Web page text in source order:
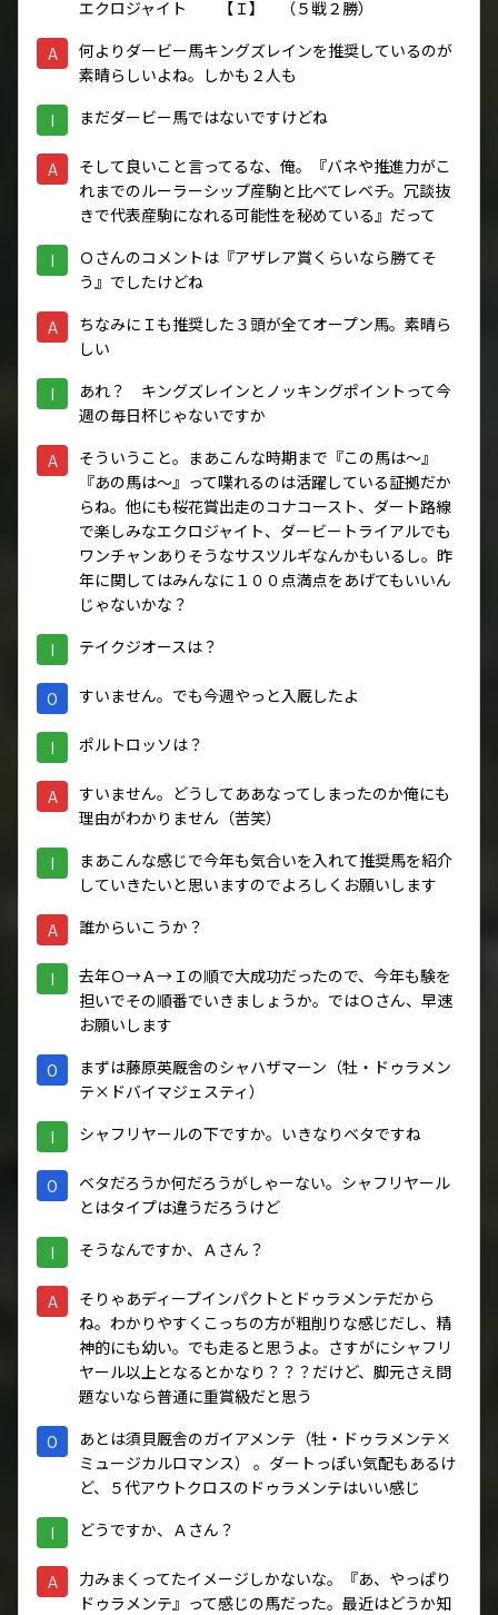
エクロジャイト 【Ｉ】 （５戦２勝）
A
何よりダービー馬キングズレインを推奨しているのが
素晴らしいよね。しかも２人も
I まだダービー馬ではないですけどね
A
そして良いこと言ってるな、俺。『バネや推進力がこ
れまでのルーラーシップ産駒と比べてレベチ。冗談抜
きで代表産駒になれる可能性を秘めている』だって
I
Ｏさんのコメントは『アザレア賞くらいなら勝てそ
う』でしたけどね
A
ちなみにＩも推奨した３頭が全てオープン馬。素晴ら
しい
I
あれ？ キングズレインとノッキングポイントって今
週の毎日杯じゃないですか
A
そういうこと。まあこんな時期まで『この馬は～』
『あの馬は～』って喋れるのは活躍している証拠だか
らね。他にも桜花賞出走のコナコースト、ダート路線
で楽しみなエクロジャイト、ダービートライアルでも
ワンチャンありそうなサスツルギなんかもいるし。昨
年に関してはみんなに１００点満点をあげてもいいん
じゃないかな？
I テイクジオースは？
O すいません。でも今週やっと入厩したよ
I ポルトロッソは？
A
すいません。どうしてああなってしまったのか俺にも
理由がわかりません（苦笑）
I
まあこんな感じで今年も気合いを入れて推奨馬を紹介
していきたいと思いますのでよろしくお願いします
A 誰からいこうか？
I
去年Ｏ→Ａ→Ｉの順で大成功だったので、今年も験を
担いでその順番でいきましょうか。ではＯさん、早速
お願いします
O
まずは藤原英厩舎のシャハザマーン（牡・ドゥラメン
テ×ドバイマジェスティ）
I シャフリヤールの下ですか。いきなりベタですね
O
ベタだろうか何だろうがしゃーない。シャフリヤール
とはタイプは違うだろうけど
I そうなんですか、Ａさん？
A
そりゃあディープインパクトとドゥラメンテだから
ね。わかりやすくこっちの方が粗削りな感じだし、精
神的にも幼い。でも走ると思うよ。さすがにシャフリ
ヤール以上となるとかなり？？？だけど、脚元さえ問
題ないなら普通に重賞級だと思う
O
あとは須貝厩舎のガイアメンテ（牡・ドゥラメンテ×
ミュージカルロマンス） 。ダートっぽい気配もあるけ
ど、５代アウトクロスのドゥラメンテはいい感じ
I どうですか、Ａさん？
A
力みまくってたイメージしかないな。『あ、やっぱり
ドゥラメンテ』って感じの馬だった。最近はどうか知